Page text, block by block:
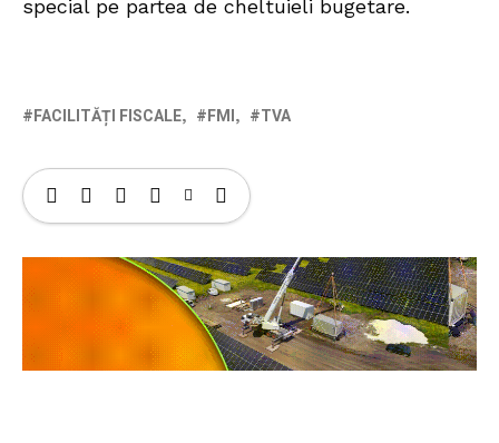
special pe partea de cheltuieli bugetare.
FACILITĂȚI FISCALE FMI TVA